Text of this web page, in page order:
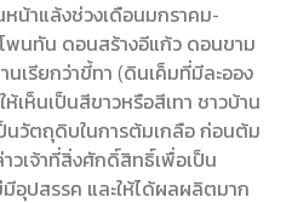
หน้าแล้งช่วงเดือนมกราคม-
พนทัน ดอนสร้างอีแก้ว ดอนขาม
เรียกว่าขี้ทา (ดินเค็มที่มีละออง
เห็นเป็นสีขาวหรือสีเทา ชาวบ้าน
นวัตถุดิบในการต้มเกลือ ก่อนต้ม
วเจ้าที่สิ่งศักดิ์สิทธิ์เพื่อเป็น
อุปสรรค และให้ได้ผลผลิตมาก